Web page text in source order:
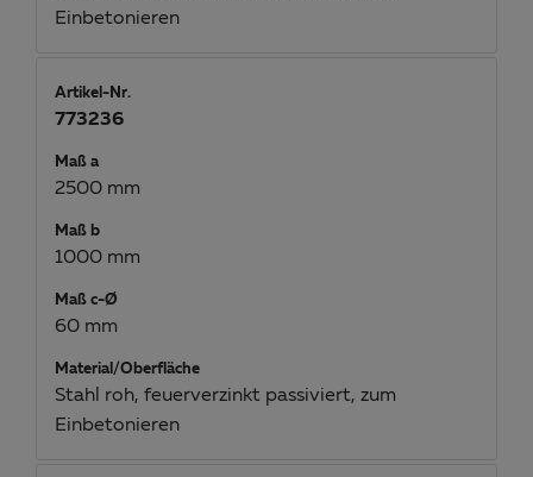
Einbetonieren
Artikel-Nr.
773236
Maß a
2500 mm
Maß b
1000 mm
Maß c-Ø
60 mm
Material/Oberfläche
Stahl roh, feuerverzinkt passiviert, zum
Einbetonieren